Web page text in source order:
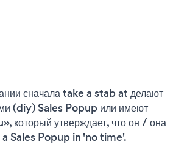
сначала take a stab at делают
(diy) Sales Popup или имеют
который утверждает, что он / она
a Sales Popup in 'no time'.